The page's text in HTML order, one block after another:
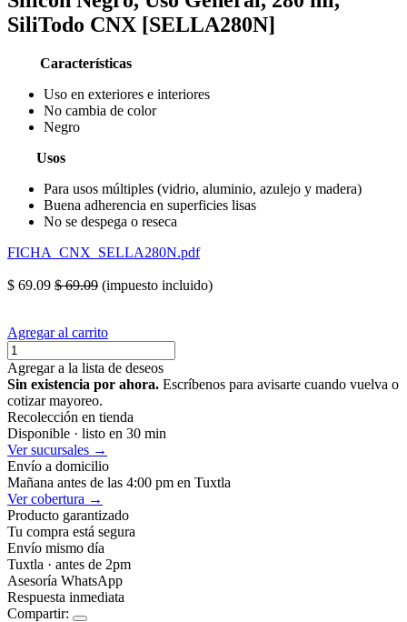
SiliTodo CNX [SELLA280N]
Características
Uso en exteriores e interiores
No cambia de color
Negro
Usos
Para usos múltiples (vidrio, aluminio, azulejo y madera)
Buena adherencia en superficies lisas
No se despega o reseca
FICHA_CNX_SELLA280N.pdf
$ 69.09 $69.09 (impuesto incluido)
Agregar al carrito
Agregar a la lista de deseos
Sin existencia por ahora. Escríbenos para avisarte cuando vuelva o
cotizar mayoreo.
Recolección en tienda
Disponible · listo en 30 min
Ver sucursales →
Envío a domicilio
Mañana antes de las 4:00 pm en Tuxtla
Ver cobertura →
Producto garantizado
Tu compra está segura
Envío mismo día
Tuxtla · antes de 2pm
Asesoría WhatsApp
Respuesta inmediata
Compartir: